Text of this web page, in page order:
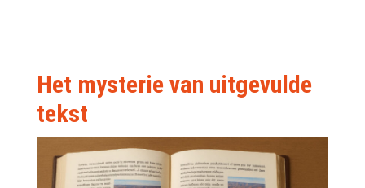
Het mysterie van uitgevulde
tekst